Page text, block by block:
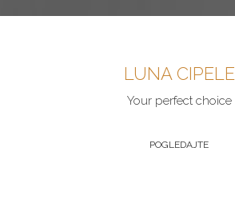
LUNA CIPELE
Your perfect choice
POGLEDAJTE